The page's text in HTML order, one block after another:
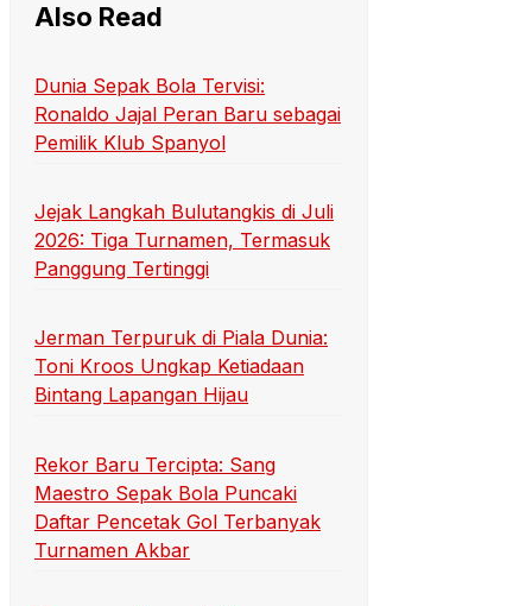
Also Read
Dunia Sepak Bola Tervisi:
Ronaldo Jajal Peran Baru sebagai
Pemilik Klub Spanyol
Jejak Langkah Bulutangkis di Juli
2026: Tiga Turnamen, Termasuk
Panggung Tertinggi
Jerman Terpuruk di Piala Dunia:
Toni Kroos Ungkap Ketiadaan
Bintang Lapangan Hijau
Rekor Baru Tercipta: Sang
Maestro Sepak Bola Puncaki
Daftar Pencetak Gol Terbanyak
Turnamen Akbar